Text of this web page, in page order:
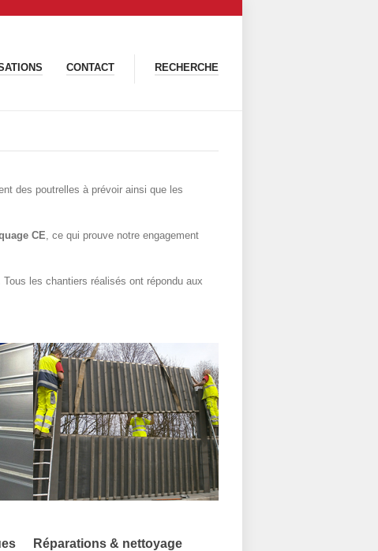
CONTACT RECHERCHE
des poutrelles à prévoir ainsi que les
CE, ce qui prouve notre engagement
Tous les chantiers réalisés ont répondu aux
Réparations & nettoyage